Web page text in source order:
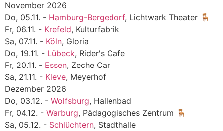
November 2026
Do, 05.11. - Hamburg-Bergedorf, Lichtwark Theater 🪑
Fr, 06.11. - Krefeld, Kulturfabrik
Sa, 07.11. - Köln, Gloria
Do, 19.11. - Lübeck, Rider's Cafe
Fr, 20.11. - Essen, Zeche Carl
Sa, 21.11. - Kleve, Meyerhof
Dezember 2026
Do, 03.12. - Wolfsburg, Hallenbad
Fr, 04.12. - Warburg, Pädagogisches Zentrum 🪑
Sa, 05.12. - Schlüchtern, Stadthalle